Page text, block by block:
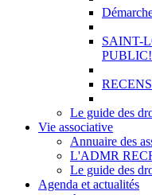
SAINT-
PUBLIC!
Le guide des
Vie associative
Annuaire des
L'ADMR
Le guide des
Agenda et actualités